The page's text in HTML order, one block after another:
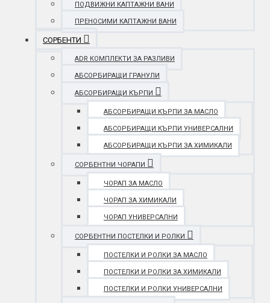
ПОДВИЖНИ КАПТАЖНИ ВАНИ
ПРЕНОСИМИ КАПТАЖНИ ВАНИ
СОРБЕНТИ
ADR КОМПЛЕКТИ ЗА РАЗЛИВИ
АБСОРБИРАЩИ ГРАНУЛИ
АБСОРБИРАЩИ КЪРПИ
АБСОРБИРАЩИ КЪРПИ ЗА МАСЛО
АБСОРБИРАЩИ КЪРПИ УНИВЕРСАЛНИ
АБСОРБИРАЩИ КЪРПИ ЗА ХИМИКАЛИ
СОРБЕНТНИ ЧОРАПИ
ЧОРАП ЗА МАСЛО
ЧОРАП ЗА ХИМИКАЛИ
ЧОРАП УНИВЕРСАЛНИ
СОРБЕНТНИ ПОСТЕЛКИ И РОЛКИ
ПОСТЕЛКИ И РОЛКИ ЗА МАСЛО
ПОСТЕЛКИ И РОЛКИ ЗА ХИМИКАЛИ
ПОСТЕЛКИ И РОЛКИ УНИВЕРСАЛНИ